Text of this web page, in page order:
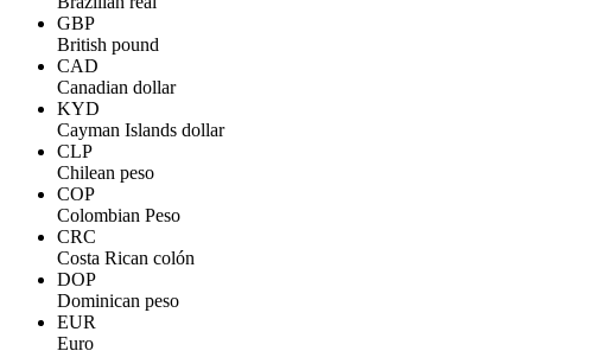
GBP
British pound
CAD
Canadian dollar
KYD
Cayman Islands dollar
CLP
Chilean peso
COP
Colombian Peso
CRC
Costa Rican colón
DOP
Dominican peso
EUR
Euro